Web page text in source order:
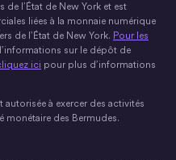
l’État de New York et est
liées à la monnaie numérique
de l’État de New York. Pour les
sur le dépôt de
ici pour plus d’informations
à exercer des activités
monétaire des Bermudes.